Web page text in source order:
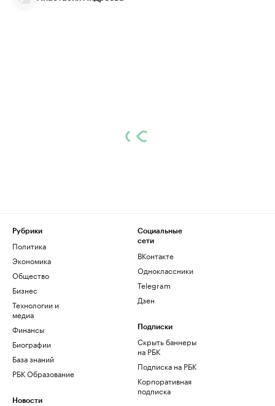
Рубрики
Политика
Экономика
Общество
Бизнес
Технологии и
медиа
Финансы
Биографии
База знаний
РБК Образование
Новости
Социальные
сети
ВКонтакте
Одноклассники
Telegram
Дзен
Подписки
Скрыть баннеры
на РБК
Подписка на РБК
Корпоративная
подписка